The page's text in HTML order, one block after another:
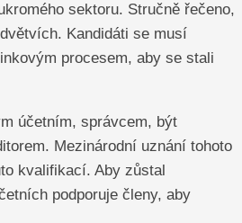
sektoru. Stručně řečeno,
Kandidáti se musí
procesem, aby se stali
účetním, správcem, být
Mezinárodní uznání tohoto
kvalifikací. Aby zůstal
podporuje členy, aby